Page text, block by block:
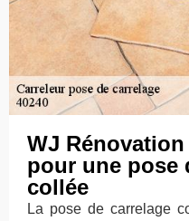
WJ
pour une pose
collée
La pose de carrelage